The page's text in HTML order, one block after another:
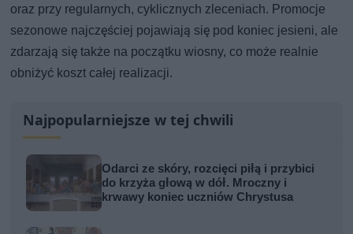
oraz przy regularnych, cyklicznych zleceniach. Promocje
sezonowe najczęściej pojawiają się pod koniec jesieni, ale
zdarzają się także na początku wiosny, co może realnie
obniżyć koszt całej realizacji.
Najpopularniejsze w tej chwili
Odarci ze skóry, rozcięci piłą i przybici
do krzyża głową w dół. Mroczny i
krwawy koniec uczniów Chrystusa